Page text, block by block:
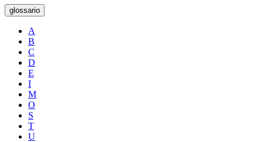
glossario
A
B
C
D
E
I
M
O
S
T
U